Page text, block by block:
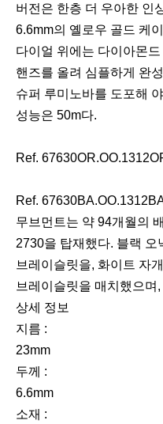
버전은 한층 더 우아한 인
6.6mm의 옐로우 골드 케
다이얼 위에는 다이아몬
핸즈를 올려 심플하게 완
슈퍼 루미노바를 도포해
성능은 50m다.
Ref.
Ref.
무브먼트는 약 94개월의
2730을 탑재했다. 블랙 오
브레이슬릿을, 화이트 자
브레이슬릿을 매치했으
상세 정보
지름 :
23mm
두께 :
6.6mm
소재 :